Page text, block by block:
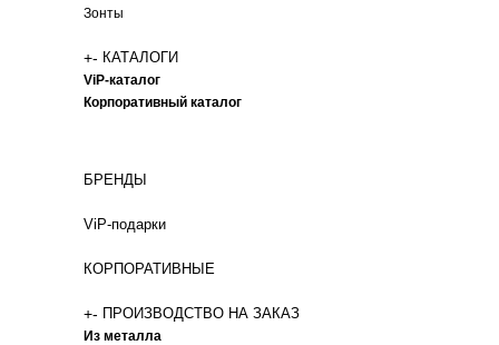
Зонты
+- КАТАЛОГИ
ViP-каталог
Корпоративный каталог
БРЕНДЫ
ViP-подарки
КОРПОРАТИВНЫЕ
+- ПРОИЗВОДСТВО НА ЗАКАЗ
Из металла